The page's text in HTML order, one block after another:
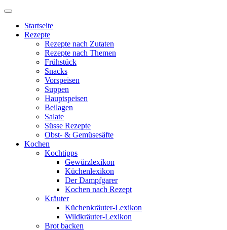
Startseite
Rezepte
Rezepte nach Zutaten
Rezepte nach Themen
Frühstück
Snacks
Vorspeisen
Suppen
Hauptspeisen
Beilagen
Salate
Süsse Rezepte
Obst- & Gemüsesäfte
Kochen
Kochtipps
Gewürzlexikon
Küchenlexikon
Der Dampfgarer
Kochen nach Rezept
Kräuter
Küchenkräuter-Lexikon
Wildkräuter-Lexikon
Brot backen